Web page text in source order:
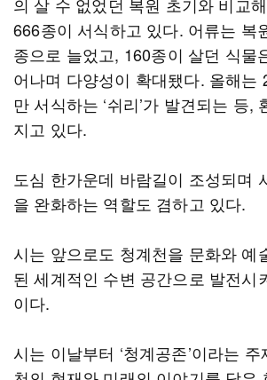
666종이 서식하고 있다. 어류는 복
종으로 늘었고, 160종이 살던 식물
어나며 다양성이 확대됐다. 올해는
만 서식하는 ‘쉬리’가 발견되는 등,
지고 있다.
도심 한가운데 바람길이 조성되며
을 완화하는 역할도 겸하고 있다.
시는 앞으로도 청계천을 문화와 예
된 세계적인 수변 공간으로 발전시
이다.
시는 이날부터 ‘청계공존’이라는